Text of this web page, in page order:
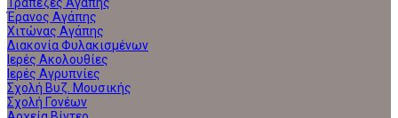
Έρανος Αγάπης
Χιτώνας Αγάπης
Διακονία Φυλακισμένων
Ιερές Ακολουθίες
Ιερές Αγρυπνίες
Σχολή Βυζ. Μουσικής
Σχολή Γονέων